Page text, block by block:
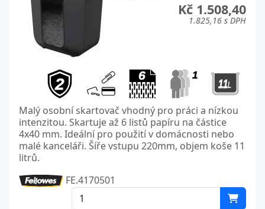
Kč 1.508,40
1.825,16 s DPH
Malý osobní skartovač vhodný pro práci a nízkou
intenzitou. Skartuje až 6 listů papíru na částice
4x40 mm. Ideální pro použití v domácnosti nebo
malé kanceláři. Šíře vstupu 220mm, objem koše 11
litrů.
FE.4170501